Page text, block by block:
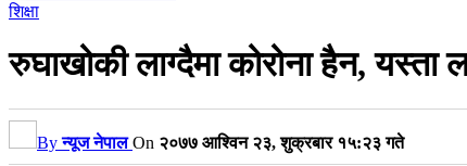
शिक्षा
रुघाखोकी लाग्दैमा कोरोना हैन, यस्ता
Byन्यूज नेपाल On २०७७ आश्विन २३, शुक्रबार १५:२३ गते